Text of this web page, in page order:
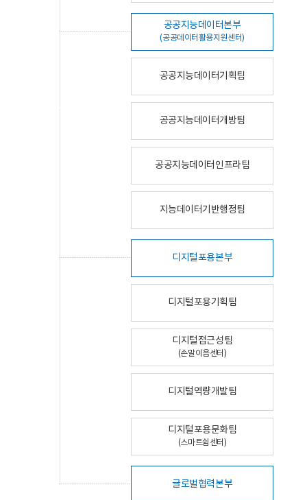
공공지능데이터본부
(공공데이터활용지원센터)
공공지능데이터기획팀
공공지능데이터개방팀
공공지능데이터인프라팀
지능데이터기반행정팀
디지털포용본부
디지털포용기획팀
디지털접근성팀
(손말이음센터)
디지털역량개발팀
디지털포용문화팀
(스마트쉼센터)
글로벌협력본부